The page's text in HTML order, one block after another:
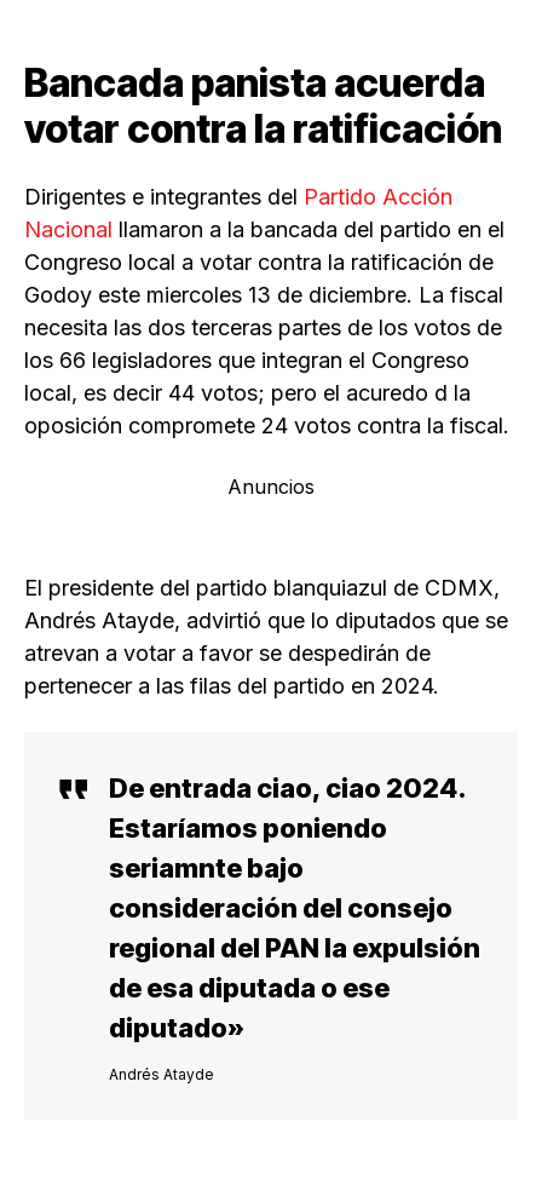
Bancada panista acuerda
votar contra la ratificación
Dirigentes e integrantes del Partido Acción
Nacional llamaron a la bancada del partido en el
Congreso local a votar contra la ratificación de
Godoy este miercoles 13 de diciembre. La fiscal
necesita las dos terceras partes de los votos de
los 66 legisladores que integran el Congreso
local, es decir 44 votos; pero el acuredo d la
oposición compromete 24 votos contra la fiscal.
Anuncios
El presidente del partido blanquiazul de CDMX,
Andrés Atayde, advirtió que lo diputados que se
atrevan a votar a favor se despedirán de
pertenecer a las filas del partido en 2024.
De entrada ciao, ciao 2024.
Estaríamos poniendo
seriamnte bajo
consideración del consejo
regional del PAN la expulsión
de esa diputada o ese
diputado»
Andrés Atayde